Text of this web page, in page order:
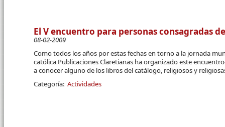
El V encuentro para personas consagradas
08-02-2009
Como todos los años por estas fechas en torno a la jornada
católica Publicaciones Claretianas ha organizado este
a conocer alguno de los libros del catálogo, religiosos y
Categoría: Actividades